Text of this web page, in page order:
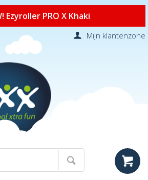
Ezyroller PRO X Khaki
Mijn klantenzone